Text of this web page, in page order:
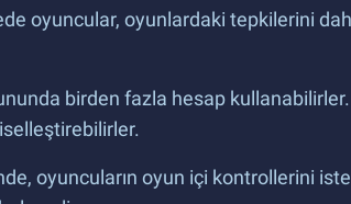
oyuncular, oyunlardaki tepkilerini
birden fazla hesap
oyuncuların oyun içi kontrollerini